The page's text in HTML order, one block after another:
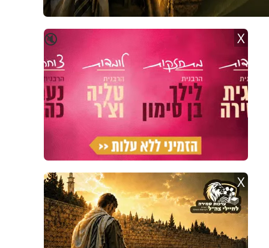
🔇 X
X